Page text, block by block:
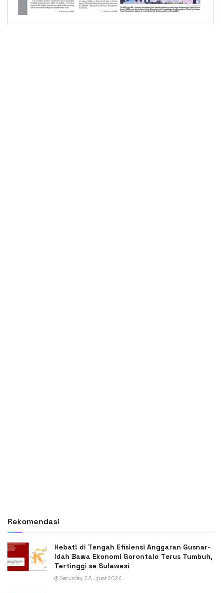
Rekomendasi
Hebat! di Tengah Efisiensi Anggaran Gusnar-
Idah Bawa Ekonomi Gorontalo Terus Tumbuh,
Tertinggi se Sulawesi
Saturday, 8 August 2026